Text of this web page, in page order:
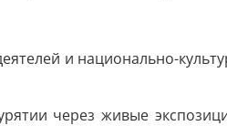
и национально-
через живые